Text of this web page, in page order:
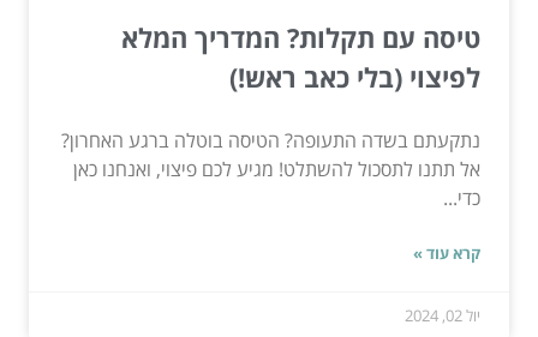
טיסה עם תקלות? המדריך המלא
לפיצוי (בלי כאב ראש!)
נתקעתם בשדה התעופה? הטיסה בוטלה ברגע האחרון?
אל תתנו לתסכול להשתלט! מגיע לכם פיצוי, ואנחנו כאן
כדי...
קרא עוד »
יול 02, 2024